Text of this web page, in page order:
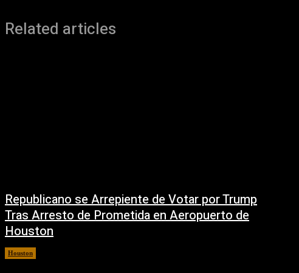
Related articles
Republicano se Arrepiente de Votar por Trump
Tras Arresto de Prometida en Aeropuerto de
Houston
Houston